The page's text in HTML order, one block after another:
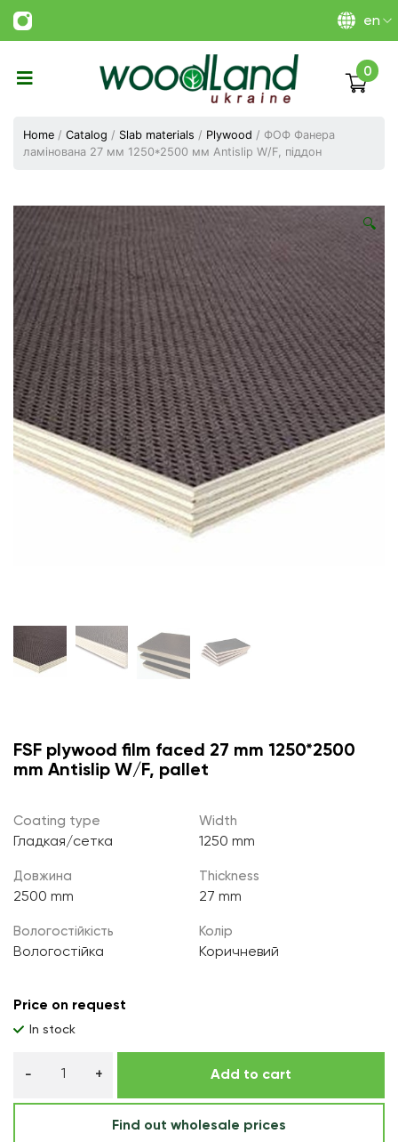
en
плитних
матеріалів
України»
0
Home / Catalog / Slab materials / Plywood / ФОФ Фанера
ламінована 27 мм 1250*2500 мм Antislip W/F, піддон
🔍
FSF plywood film faced 27 mm 1250*2500
mm Antislip W/F, pallet
Coating type
Гладкая/сетка
Width
1250 mm
Довжина
2500 mm
Thickness
27 mm
Вологостійкість
Вологостійка
Колір
Коричневий
Price on request
In stock
Add to cart
Find out wholesale prices